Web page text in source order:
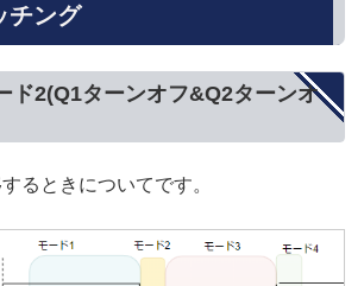
チング
ド2(Q1ターンオフ&Q2ターンオ
るときについてです。